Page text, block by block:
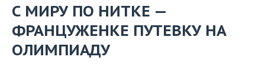
С МИРУ ПО НИТКЕ —
ФРАНЦУЖЕНКЕ ПУТЕВКУ НА
ОЛИМПИАДУ